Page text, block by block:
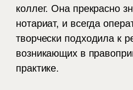
коллег. Она прекрасно
нотариат, и всегда
творчески подходила к
возникающих в
практике.